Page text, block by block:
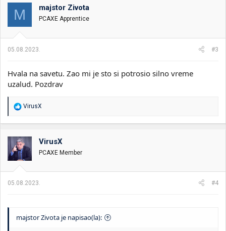
o
v
a
n
:
M majstor Zivota
PCAXE Apprentice
05.08.2023. #3
Hvala na savetu. Zao mi je sto si potrosio silno vreme
uzalud. Pozdrav
R
o
v
n
:
VirusX
VirusX
PCAXE Member
05.08.2023. #4
majstor Zivota je napisao(la):